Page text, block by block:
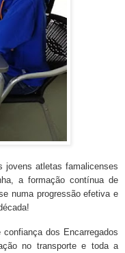
jovens atletas famalicenses
a formação contínua de
numa progressão efetiva e
dos Encarregados
no transporte e toda a